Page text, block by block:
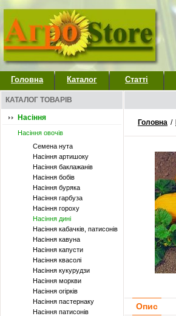
Головна Каталог Статті
КАТАЛОГ ТОВАРІВ
Насіння
Насіння овочів
Семена нута
Насіння артишоку
Насіння баклажанів
Насіння бобів
Насіння буряка
Насіння гарбуза
Насіння гороху
Насіння дині
Насіння кабачків, патисонів
Насіння кавуна
Насіння капусти
Насіння квасолі
Насіння кукурудзи
Насіння моркви
Насіння огірків
Насіння пастернаку
Насіння патисонів
Головна /
Опис